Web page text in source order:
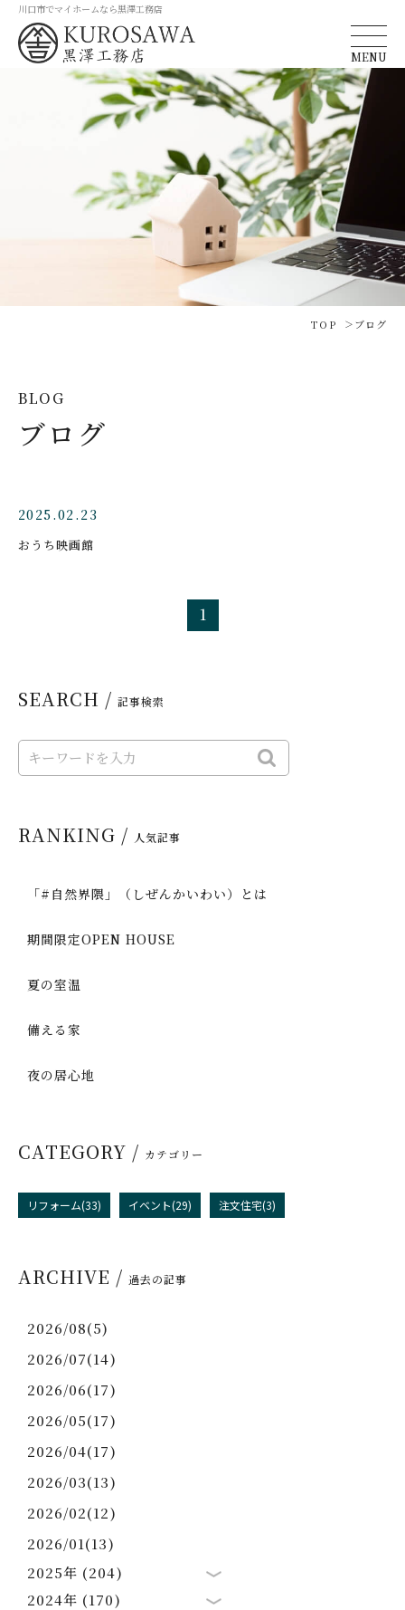
川口市でマイホームなら黒澤工務店
MENU
TOP ブログ
BLOG
ブログ
2025.02.23
おうち映画館
1
SEARCH / 記事検索
RANKING / 人気記事
「#自然界隈」（しぜんかいわい）とは
期間限定OPEN HOUSE
夏の室温
備える家
夜の居心地
CATEGORY / カテゴリー
リフォーム(33) イベント(29) 注文住宅(3)
ARCHIVE / 過去の記事
2026/08(5)
2026/07(14)
2026/06(17)
2026/05(17)
2026/04(17)
2026/03(13)
2026/02(12)
2026/01(13)
2025年 (204)
2024年 (170)